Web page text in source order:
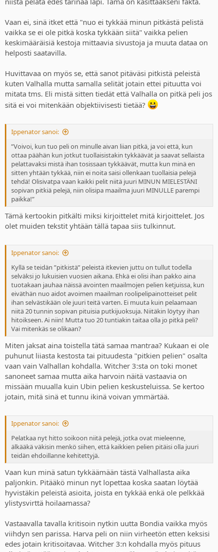
Vaan ei, sinä itket että "nuo ei tykkää minun pitkästä pelistä
vaikka se ei ole pitkä koska tykkään siitä" vaikka pelien
keskimääräisiä kestoja mittaavia sivustoja ja muuta dataa on
helposti saatavilla.
Huvittavaa on myös se, että sanot pitäväsi pitkistä peleistä
kuten Valhalla mutta samalla selität jotain ettei pituutta voi
mitata tms. Eli mistä sitten tiedät että Valhalla on pitkä peli jos
sitä ei voi mitenkään objektiivisesti tietää?
Ippenator sanoi:
”Voivoi, kun tuo peli on minulle aivan liian pitkä, ja voi että, kun
ottaa päähän kun jotkut tuollaisistakin tykkäävät ja saavat sellaista
pelattavaksi mistä ihan tosissaan tykkäävät, mutta kun minä en
sitten yhtään tykkää, niin ei noita saisi ollenkaan tuollaisia pelejä
tehdä! Olisivatpa vaan kaikki pelit niitä juuri MINUN MIELESTÄNI
sopivan pitkiä pelejä, niin olisipa maailma juuri MINULLE parempi
paikka!”
Tämä kertookin pitkälti miksi kirjoittelet mitä kirjoittelet. Jos
olet muiden tekstit yhtään tällä tapaa siis tulkinnut.
Ippenator sanoi:
Kyllä se teidän ”pitkistä” peleistä itkevien juttu on tullut todella
selväksi jo lukuisien vuosien aikana. Ehkä ei olisi ihan pakko aina
tuotakaan jauhaa näissä avointen maailmojen pelien ketjuissa, kun
eiväthän nuo aidot avoimen maailman roolipelipainotteiset pelit
ihan selvästikään ole juuri teitä varten. Ei muuta kuin pelaamaan
niitä 20 tunnin sopivan pituisia putkijuoksuja. Niitäkin löytyy ihan
hitoikseen. Ai niin! Mutta tuo 20 tuntiakin taitaa olla jo pitkä peli?
Vai mitenkäs se olikaan?
Miten jaksat aina toistella tätä samaa mantraa? Kukaan ei ole
puhunut liiasta kestosta tai pituudesta "pitkien pelien" osalta
vaan vain Valhallan kohdalla. Witcher 3:sta on toki monet
sanoneet samaa mutta aika harvoin näitä vastaavia on
missään muualla kuin Ubin pelien keskusteluissa. Se kertoo
jotain, mitä sinä et tunnu ikinä voivan ymmärtää.
Ippenator sanoi:
Pelatkaa nyt hitto soikoon niitä pelejä, jotka ovat mieleenne,
älkääkä väkisin menkö siihen, että kaikkien pelien pitäisi olla juuri
teidän ehdoillanne kehitettyjä.
Vaan kun minä satun tykkäämään tästä Valhallasta aika
paljonkin. Pitääkö minun nyt lopettaa koska saatan löytää
hyvistäkin peleistä asioita, joista en tykkää enkä ole pelkkää
ylistysvirttä hoilaamassa?
Vastaavalla tavalla kritisoin nytkin uutta Bondia vaikka myös
viihdyn sen parissa. Harva peli on niin virheetön etten keksisi
edes jotain kritisoitavaa. Witcher 3:n kohdalla myös pituus